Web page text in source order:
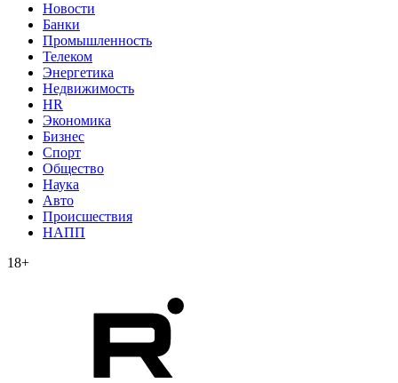
Новости
Банки
Промышленность
Телеком
Энергетика
Недвижимость
HR
Экономика
Бизнес
Спорт
Общество
Наука
Авто
Происшествия
НАПП
18+